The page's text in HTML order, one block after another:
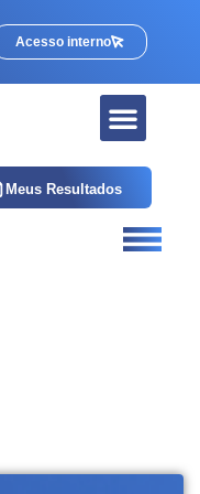
Acesso interno
Meus Resultados